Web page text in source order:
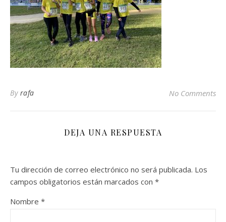
By rafa No Comments
DEJA UNA RESPUESTA
Tu dirección de correo electrónico no será publicada. Los
campos obligatorios están marcados con *
Nombre *